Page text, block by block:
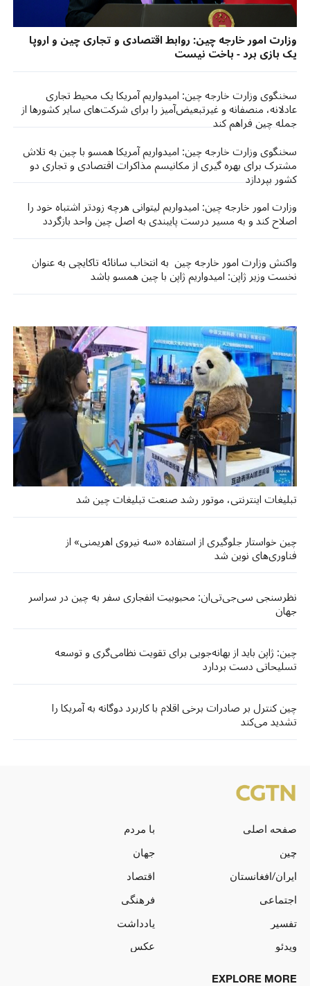
وزارت امور خارجه چین: روابط اقتصادی و تجاری چین و اروپا
یک بازی برد - باخت نیست
سخنگوی وزارت خارجه چین: امیدواریم آمریکا یک محیط تجاری
عادلانه، منصفانه و غیرتبعیض‌آمیز را برای شرکت‌های سایر کشورها از
جمله چین فراهم کند
سخنگوی وزارت خارجه چین: امیدواریم آمریکا همسو با چین به تلاش
مشترک برای بهره گیری از مکانیسم مذاکرات اقتصادی و تجاری دو
کشور بپردازد
وزارت امور خارجه چین: امیدواریم لیتوانی هرچه زودتر اشتباه خود را
اصلاح کند و به مسیر درست پایبندی به اصل چین واحد بازگردد
واکنش وزارت امور خارجه چین به انتخاب سانائه تاکایچی به عنوان
نخست وزیر ژاپن: امیدواریم ژاپن با چین همسو باشد
تبلیغات اینترنتی، موتور رشد صنعت تبلیغات چین شد
چین خواستار جلوگیری از استفاده «سه نیروی اهریمنی» از
فناوری‌های نوین شد
نظرسنجی سی‌جی‌تی‌ان: محبوبیت انفجاری سفر به چین در سراسر
جهان
چین: ژاپن باید از بهانه‌جویی برای تقویت نظامی‌گری و توسعه
تسلیحاتی دست بردارد
چین کنترل بر صادرات برخی اقلام با کاربرد دوگانه به آمریکا را
تشدید می‌کند
صفحه اصلی
با مردم
چین
جهان
ایران/افغانستان
اقتصاد
اجتماعی
فرهنگی
تفسیر
یادداشت
ویدئو
عکس
EXPLORE MORE